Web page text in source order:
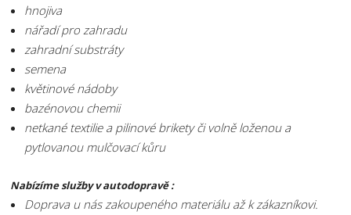
hnojiva
nářadí pro zahradu
zahradní substráty
semena
květinové nádoby
bazénovou chemii
netkané textilie a pilinové brikety či volně loženou a
pytlovanou mulčovací kůru
Nabízíme služby v autodopravě :
Doprava u nás zakoupeného materiálu až k zákazníkovi.